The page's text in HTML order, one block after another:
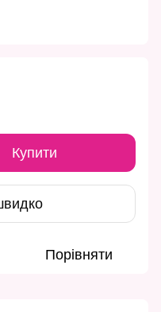
Купити
Порівняти